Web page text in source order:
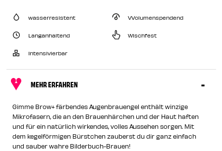
wasserresistent VVolumenspendend
Langanhaltend Wischfest
Intensivierbar
MEHR ERFAHREN
Gimme Brow+ färbendes Augenbrauengel enthält winzige
Mikrofasern, die an den Brauenhärchen und der Haut haften
und für ein natürlich wirkendes, volles Aussehen sorgen. Mit
dem kegelförmigen Bürstchen zauberst du dir ganz einfach
und sauber wahre Bilderbuch-Brauen!